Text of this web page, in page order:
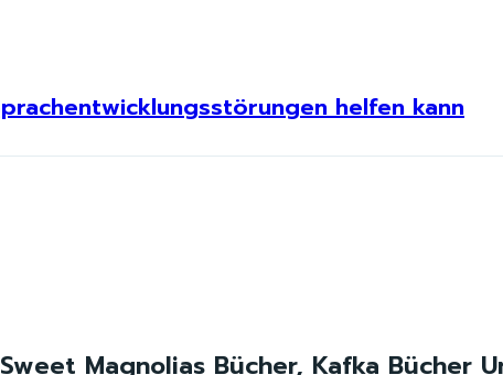
helfen kann
Magnolias Bücher, Kafka Bücher